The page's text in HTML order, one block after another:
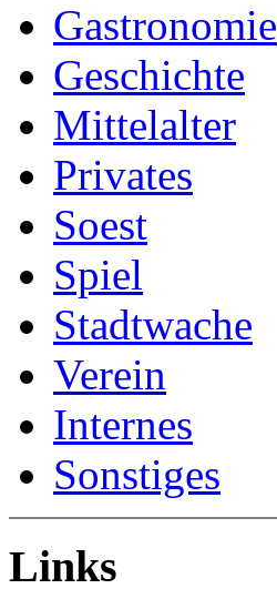
Gastronomie
Geschichte
Mittelalter
Privates
Soest
Spiel
Stadtwache
Verein
Internes
Sonstiges
Links